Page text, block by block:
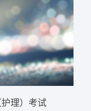
理）考试